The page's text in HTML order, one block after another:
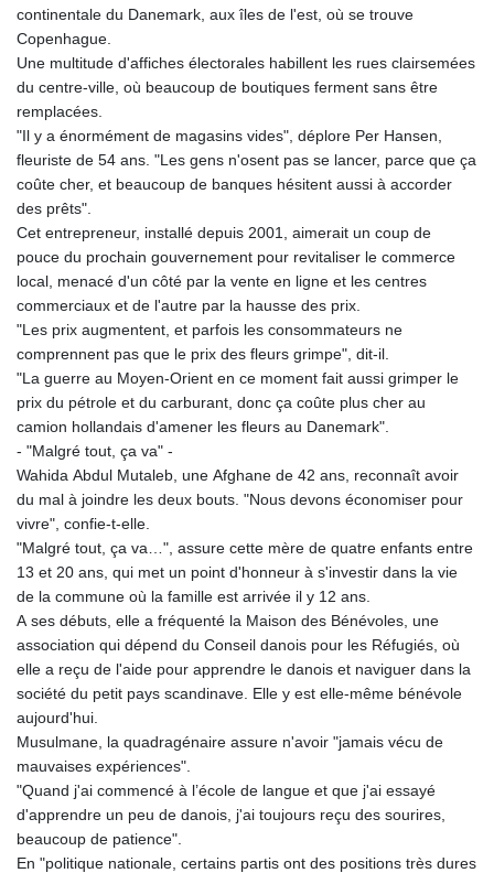
continentale du Danemark, aux îles de l'est, où se trouve
Copenhague.
Une multitude d'affiches électorales habillent les rues clairsemées
du centre-ville, où beaucoup de boutiques ferment sans être
remplacées.
"Il y a énormément de magasins vides", déplore Per Hansen,
fleuriste de 54 ans. "Les gens n'osent pas se lancer, parce que ça
coûte cher, et beaucoup de banques hésitent aussi à accorder
des prêts".
Cet entrepreneur, installé depuis 2001, aimerait un coup de
pouce du prochain gouvernement pour revitaliser le commerce
local, menacé d'un côté par la vente en ligne et les centres
commerciaux et de l'autre par la hausse des prix.
"Les prix augmentent, et parfois les consommateurs ne
comprennent pas que le prix des fleurs grimpe", dit-il.
"La guerre au Moyen-Orient en ce moment fait aussi grimper le
prix du pétrole et du carburant, donc ça coûte plus cher au
camion hollandais d'amener les fleurs au Danemark".
- "Malgré tout, ça va" -
Wahida Abdul Mutaleb, une Afghane de 42 ans, reconnaît avoir
du mal à joindre les deux bouts. "Nous devons économiser pour
vivre", confie-t-elle.
"Malgré tout, ça va…", assure cette mère de quatre enfants entre
13 et 20 ans, qui met un point d'honneur à s'investir dans la vie
de la commune où la famille est arrivée il y 12 ans.
A ses débuts, elle a fréquenté la Maison des Bénévoles, une
association qui dépend du Conseil danois pour les Réfugiés, où
elle a reçu de l'aide pour apprendre le danois et naviguer dans la
société du petit pays scandinave. Elle y est elle-même bénévole
aujourd'hui.
Musulmane, la quadragénaire assure n'avoir "jamais vécu de
mauvaises expériences".
"Quand j'ai commencé à l’école de langue et que j'ai essayé
d'apprendre un peu de danois, j'ai toujours reçu des sourires,
beaucoup de patience".
En "politique nationale, certains partis ont des positions très dures